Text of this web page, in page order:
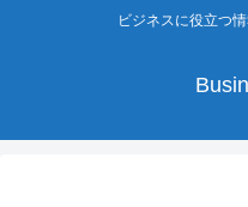
ビジネスに役立つ